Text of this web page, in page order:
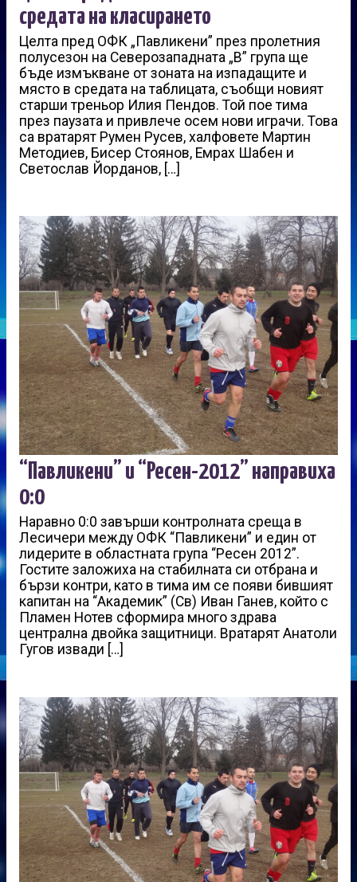
средата на класирането
Целта пред ОФК „Павликени” през пролетния
полусезон на Северозападната „В” група ще
бъде измъкване от зоната на изпадащите и
място в средата на таблицата, съобщи новият
старши треньор Илия Пендов. Той пое тима
през паузата и привлече осем нови играчи. Това
са вратарят Румен Русев, халфовете Мартин
Методиев, Бисер Стоянов, Емрах Шабен и
Светослав Йорданов, […]
“Павликени” и “Ресен-2012” направиха
0:0
Наравно 0:0 завърши контролната среща в
Лесичери между ОФК “Павликени” и един от
лидерите в областната група “Ресен 2012”.
Гостите заложиха на стабилната си отбрана и
бързи контри, като в тима им се появи бившият
капитан на “Академик” (Св) Иван Ганев, който с
Пламен Нотев сформира много здрава
централна двойка защитници. Вратарят Анатоли
Гугов извади […]